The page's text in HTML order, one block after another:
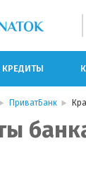
КРЕДИТЫ
ПриватБанк